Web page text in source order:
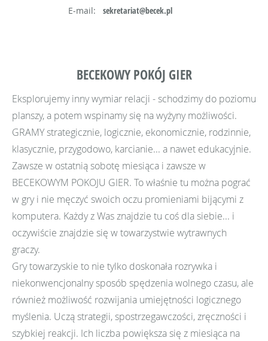
E-mail:
sekretariat@becek.pl
BECEKOWY POKÓJ GIER
Eksplorujemy inny wymiar relacji - schodzimy do poziomu
planszy, a potem wspinamy się na wyżyny możliwości.
GRAMY strategicznie, logicznie, ekonomicznie, rodzinnie,
klasycznie, przygodowo, karcianie... a nawet edukacyjnie.
Zawsze w ostatnią sobotę miesiąca i zawsze w
BECEKOWYM POKOJU GIER. To właśnie tu można pograć
w gry i nie męczyć swoich oczu promieniami bijącymi z
komputera. Każdy z Was znajdzie tu coś dla siebie... i
oczywiście znajdzie się w towarzystwie wytrawnych
graczy.
Gry towarzyskie to nie tylko doskonała rozrywka i
niekonwencjonalny sposób spędzenia wolnego czasu, ale
również możliwość rozwijania umiejętności logicznego
myślenia. Uczą strategii, spostrzegawczości, zręczności i
szybkiej reakcji. Ich liczba powiększa się z miesiąca na